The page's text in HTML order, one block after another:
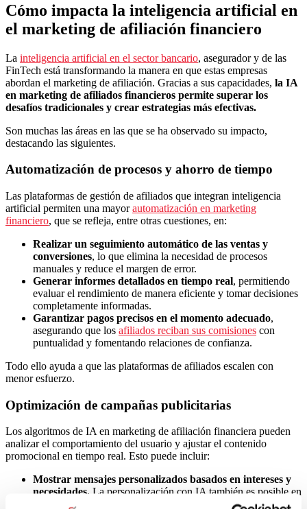
Cómo impacta la inteligencia artificial en
el marketing de afiliación financiero
La inteligencia artificial en el sector bancario, asegurador y de las
FinTech está transformando la manera en que estas empresas
abordan el marketing de afiliación. Gracias a sus capacidades, la IA
en marketing de afiliados financieros permite superar los
desafíos tradicionales y crear estrategias más efectivas.
Son muchas las áreas en las que se ha observado su impacto,
destacando las siguientes.
Automatización de procesos y ahorro de tiempo
Las plataformas de gestión de afiliados que integran inteligencia
artificial permiten una mayorautomatización en marketing
financiero, que se refleja, entre otras cuestiones, en:
Realizar un seguimiento automático de las ventas y
conversiones, lo que elimina la necesidad de procesos
manuales y reduce el margen de error.
Generar informes detallados en tiempo real, permitiendo
evaluar el rendimiento de manera eficiente y tomar decisiones
completamente informadas.
Garantizar pagos precisos en el momento adecuado,
asegurando que los afiliados reciban sus comisiones con
puntualidad y fomentando relaciones de confianza.
Todo ello ayuda a que las plataformas de afiliados escalen con
menor esfuerzo.
Optimización de campañas publicitarias
Los algoritmos de IA en marketing de afiliación financiera pueden
analizar el comportamiento del usuario y ajustar el contenido
promocional en tiempo real. Esto puede incluir:
Mostrar mensajes personalizados basados en intereses y
necesidades. La personalización con IA también es posible en
marketing de afiliados del sector financiero. Gracias a ello, es